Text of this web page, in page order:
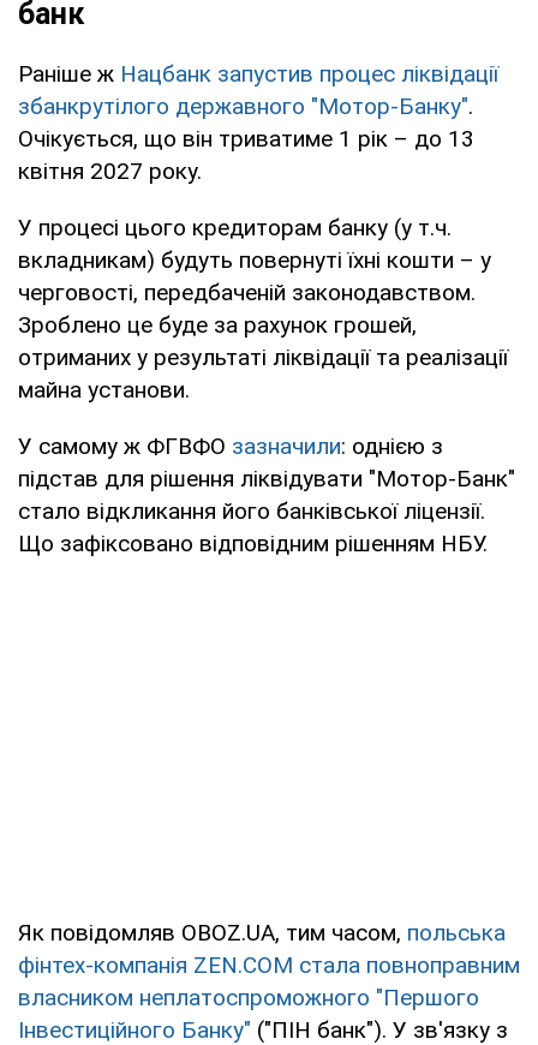
банк
Раніше ж Нацбанк запустив процес ліквідації
збанкрутілого державного "Мотор-Банку".
Очікується, що він триватиме 1 рік – до 13
квітня 2027 року.
У процесі цього кредиторам банку (у т.ч.
вкладникам) будуть повернуті їхні кошти – у
черговості, передбаченій законодавством.
Зроблено це буде за рахунок грошей,
отриманих у результаті ліквідації та реалізації
майна установи.
У самому ж ФГВФО зазначили: однією з
підстав для рішення ліквідувати "Мотор-Банк"
стало відкликання його банківської ліцензії.
Що зафіксовано відповідним рішенням НБУ.
Як повідомляв OBOZ.UA, тим часом, польська
фінтех-компанія ZEN.COM стала повноправним
власником неплатоспроможного "Першого
Інвестиційного Банку" ("ПІН банк"). У зв'язку з